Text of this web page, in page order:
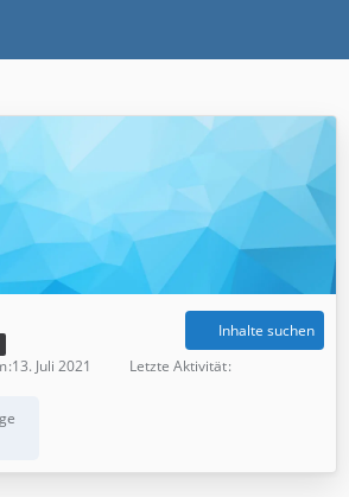
Inhalte suchen
13. Juli 2021
Letzte Aktivität